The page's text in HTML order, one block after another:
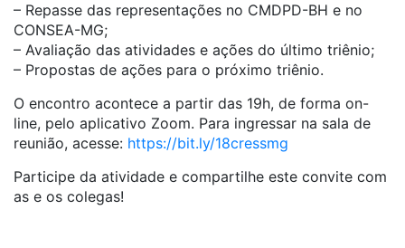
– Repasse das representações no CMDPD-BH e no
CONSEA-MG;
– Avaliação das atividades e ações do último triênio;
– Propostas de ações para o próximo triênio.
O encontro acontece a partir das 19h, de forma on-
line, pelo aplicativo Zoom. Para ingressar na sala de
reunião, acesse: https://bit.ly/18cressmg
Participe da atividade e compartilhe este convite com
as e os colegas!